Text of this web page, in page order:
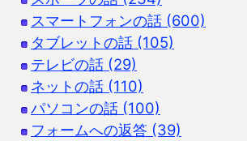
スマートフォンの話 (600)
タブレットの話 (105)
テレビの話 (29)
ネットの話 (110)
パソコンの話 (100)
フォームへの返答 (39)